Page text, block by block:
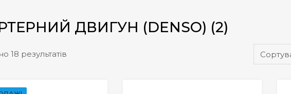
ДВИГУН (DENSO) (2)
18 результатів